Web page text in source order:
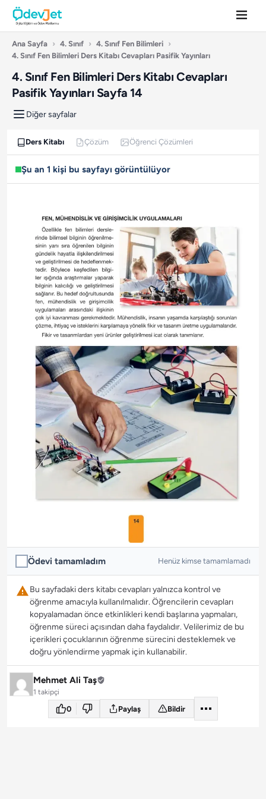
Ana Sayfa › 4. Sınıf › 4. Sınıf Fen Bilimleri ›
4. Sınıf Fen Bilimleri Ders Kitabı Cevapları Pasifik Yayınları
4. Sınıf Fen Bilimleri Ders Kitabı Cevapları
Pasifik Yayınları Sayfa 14
Diğer sayfalar
Ders Kitabı Çözüm Öğrenci Çözümleri
Şu an 1 kişi bu sayfayı görüntülüyor
Ödevi tamamladım Henüz kimse tamamlamadı
Bu sayfadaki ders kitabı cevapları yalnızca kontrol ve
öğrenme amacıyla kullanılmalıdır. Öğrencilerin cevapları
kopyalamadan önce etkinlikleri kendi başlarına yapmaları,
öğrenme süreci açısından daha faydalıdır. Velilerimiz de bu
içerikleri çocuklarının öğrenme sürecini desteklemek ve
doğru yönlendirme yapmak için kullanabilir.
Mehmet Ali Taş
1 takipçi
0 Paylaş Bildir